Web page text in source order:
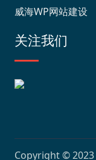
威海WP网站建设
关注我们
Copyright © 2023